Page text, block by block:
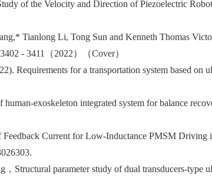
of the Velocity and Direction of Piezoelectric
Tianlong Li, Tong Sun and Kenneth Thomas
- 3411（2022）（Cover）
Requirements for a transportation system based on
exoskeleton integrated system for balance
Current for Low-Inductance PMSM Driving
parameter study of dual transducers-type